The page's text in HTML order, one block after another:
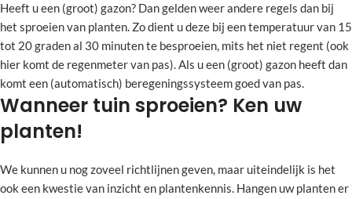
Heeft u een (groot) gazon? Dan gelden weer andere regels dan bij
het sproeien van planten. Zo dient u deze bij een temperatuur van 15
tot 20 graden al 30 minuten te besproeien, mits het niet regent (ook
hier komt de regenmeter van pas). Als u een (groot) gazon heeft dan
komt een (automatisch) beregeningssysteem goed van pas.
Wanneer tuin sproeien? Ken uw
planten!
We kunnen u nog zoveel richtlijnen geven, maar uiteindelijk is het
ook een kwestie van inzicht en plantenkennis. Hangen uw planten er